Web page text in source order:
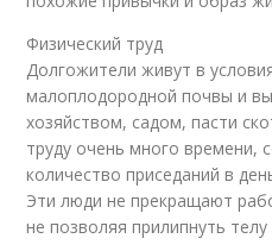
Физический труд
Долгожители живут в
малоплодородной почвы и
хозяйством, садом, пасти
труду очень много времени,
количество приседаний в
Эти люди не прекращают
не позволяя прилипнуть телу